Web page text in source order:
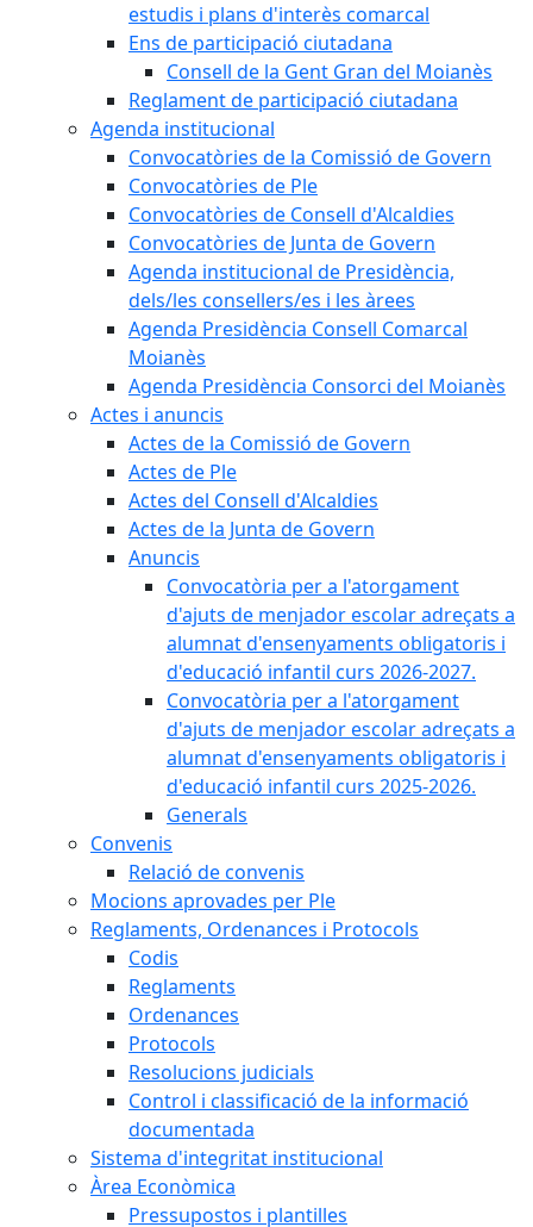
estudis i plans d'interès comarcal
Ens de participació ciutadana
Consell de la Gent Gran del Moianès
Reglament de participació ciutadana
Agenda institucional
Convocatòries de la Comissió de Govern
Convocatòries de Ple
Convocatòries de Consell d'Alcaldies
Convocatòries de Junta de Govern
Agenda institucional de Presidència,
dels/les consellers/es i les àrees
Agenda Presidència Consell Comarcal
Moianès
Agenda Presidència Consorci del Moianès
Actes i anuncis
Actes de la Comissió de Govern
Actes de Ple
Actes del Consell d'Alcaldies
Actes de la Junta de Govern
Anuncis
Convocatòria per a l'atorgament
d'ajuts de menjador escolar adreçats a
alumnat d'ensenyaments obligatoris i
d'educació infantil curs 2026-2027.
Convocatòria per a l'atorgament
d'ajuts de menjador escolar adreçats a
alumnat d'ensenyaments obligatoris i
d'educació infantil curs 2025-2026.
Generals
Convenis
Relació de convenis
Mocions aprovades per Ple
Reglaments, Ordenances i Protocols
Codis
Reglaments
Ordenances
Protocols
Resolucions judicials
Control i classificació de la informació
documentada
Sistema d'integritat institucional
Àrea Econòmica
Pressupostos i plantilles